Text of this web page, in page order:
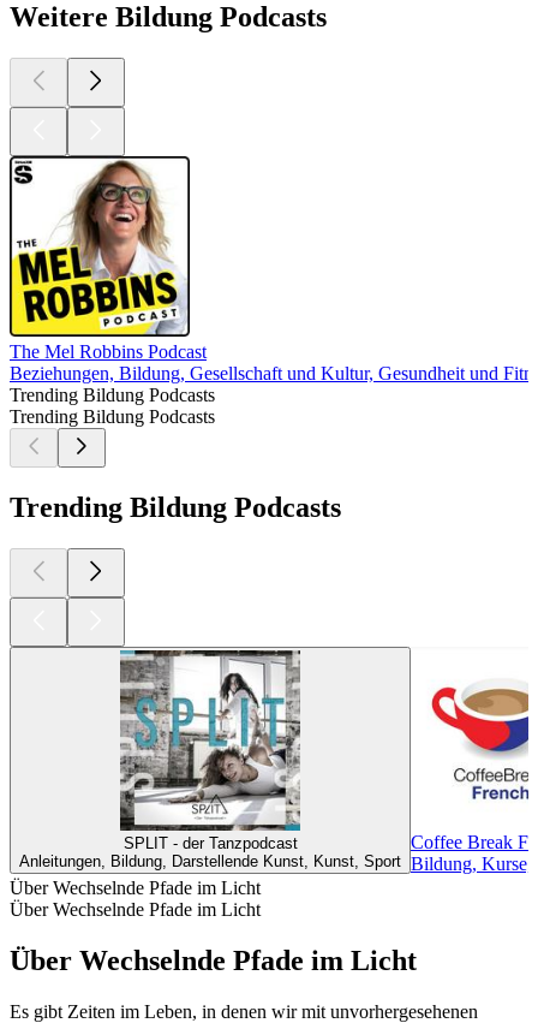
Weitere Bildung Podcasts
The Mel Robbins Podcast
Beziehungen, Bildung, Gesellschaft und Kultur, Gesundheit und
Trending Bildung Podcasts
Trending Bildung Podcasts
Trending Bildung Podcasts
SPLIT - der Tanzpodcast
Anleitungen, Bildung, Darstellende Kunst, Kunst, Sport
Coffee Break
Bildung, Kurse,
Über Wechselnde Pfade im Licht
Über Wechselnde Pfade im Licht
Über Wechselnde Pfade im Licht
Es gibt Zeiten im Leben, in denen wir mit unvorhergesehenen